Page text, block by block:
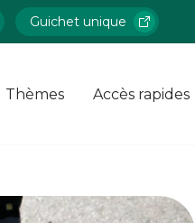
Guichet unique
Thèmes Accès rapides